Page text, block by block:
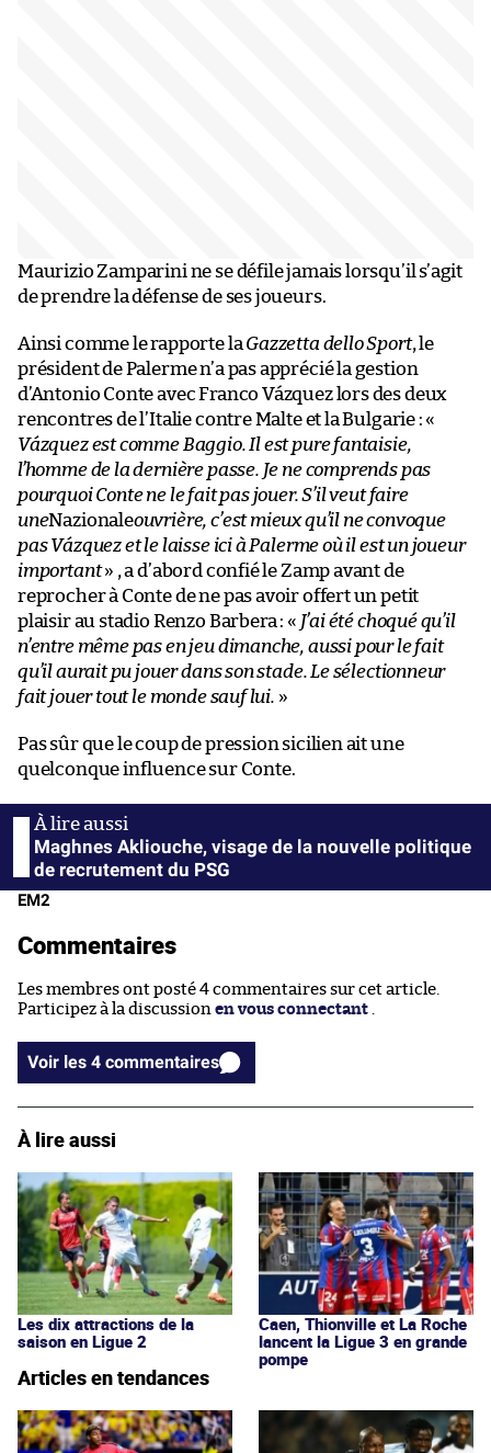
Maurizio Zamparini ne se défile jamais lorsqu’il s’agit
de prendre la défense de ses joueurs.
Ainsi comme le rapporte la Gazzetta dello Sport, le
président de Palerme n’a pas apprécié la gestion
d’Antonio Conte avec Franco Vázquez lors des deux
rencontres de l’Italie contre Malte et la Bulgarie : «
Vázquez est comme Baggio. Il est pure fantaisie,
l’homme de la dernière passe. Je ne comprends pas
pourquoi Conte ne le fait pas jouer. S’il veut faire
uneNazionaleouvrière, c’est mieux qu’il ne convoque
pas Vázquez et le laisse ici à Palerme où il est un joueur
important» , a d’abord confié le Zamp avant de
reprocher à Conte de ne pas avoir offert un petit
plaisir au stadio Renzo Barbera : « J’ai été choqué qu’il
n’entre même pas en jeu dimanche, aussi pour le fait
qu’il aurait pu jouer dans son stade. Le sélectionneur
fait jouer tout le monde sauf lui. »
Pas sûr que le coup de pression sicilien ait une
quelconque influence sur Conte.
Maghnes Akliouche, visage de la nouvelle politique
de recrutement du PSG
EM2
Commentaires
Les membres ont posté 4 commentaires sur cet article.
Participez à la discussion en vous connectant .
Voir les 4 commentaires
À lire aussi
Les dix attractions de la
saison en Ligue 2
Caen, Thionville et La Roche
lancent la Ligue 3 en grande
pompe
Articles en tendances